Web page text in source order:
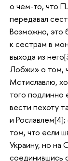
о чем-то, что
передавал
Возможно, это
к сестрам в
выхода из
Лобжи» о том,
Мстиславлю,
того подлинно
вести пехоту
и
том, что если
Украину, но на
соединившись